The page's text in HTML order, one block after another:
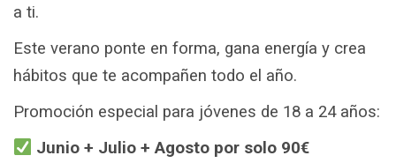
a ti.
Este verano ponte en forma, gana energía y crea
hábitos que te acompañen todo el año.
Promoción especial para jóvenes de 18 a 24 años:
Junio + Julio + Agosto por solo 90€